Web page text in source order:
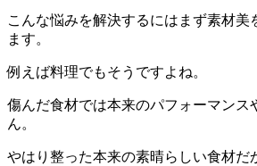
こんな悩みを解決するにはまず素材美
ます。
例えば料理でもそうですよね。
傷んだ食材では本来のパフォーマンス
ん。
やはり整った本来の素晴らしい食材だ